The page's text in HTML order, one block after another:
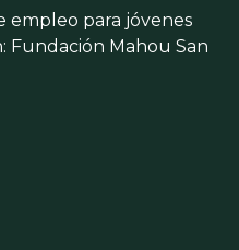
empleo para jóvenes
Fundación Mahou San